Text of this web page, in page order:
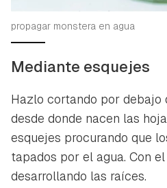
propagar monstera en agua
Mediante esquejes
Hazlo cortando por debajo
desde donde nacen las
esquejes procurando que
tapados por el agua. Con
desarrollando las raíces.